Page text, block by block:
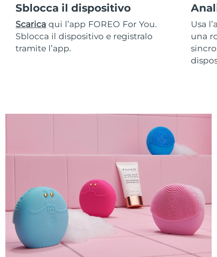
Sblocca il dispositivo
Scarica qui l’app FOREO For You.
Sblocca il dispositivo e registralo
tramite l’app.
Usa
una